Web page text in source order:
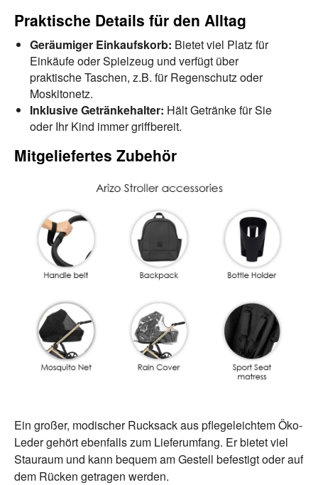
Praktische Details für den Alltag
Geräumiger Einkaufskorb: Bietet viel Platz für
Einkäufe oder Spielzeug und verfügt über
praktische Taschen, z.B. für Regenschutz oder
Moskitonetz.
Inklusive Getränkehalter: Hält Getränke für Sie
oder Ihr Kind immer griffbereit.
Mitgeliefertes Zubehör
Ein großer, modischer Rucksack aus pflegeleichtem Öko-
Leder gehört ebenfalls zum Lieferumfang. Er bietet viel
Stauraum und kann bequem am Gestell befestigt oder auf
dem Rücken getragen werden.